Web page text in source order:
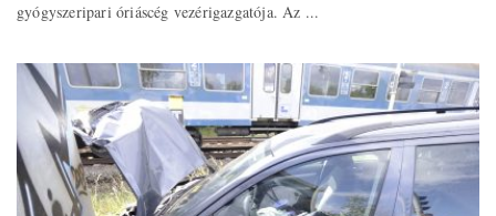
gyógyszeripari óriáscég vezérigazgatója. Az ...